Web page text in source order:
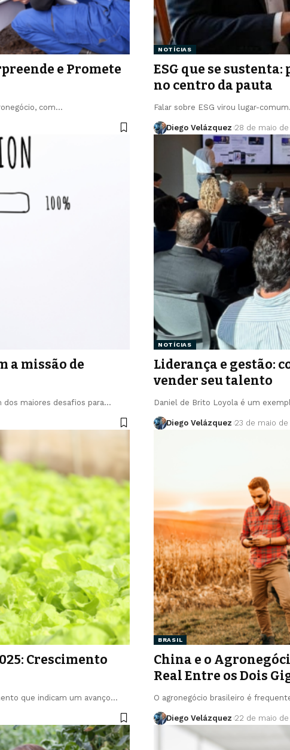
e Promete
com…
NOTÍCIAS
ESG que se
no centro da pauta
Falar sobre ESG virou lugar-
Diego Velázquez 28 de maio
a missão de
dos maiores desafios para…
NOTÍCIAS
Liderança e gestão:
vender seu talento
Daniel de Brito Loyola é um
Diego Velázquez 23 de maio
Crescimento
que indicam um avanço…
BRASIL
China e o
Real Entre os Dois
O agronegócio brasileiro é
Diego Velázquez 22 de maio